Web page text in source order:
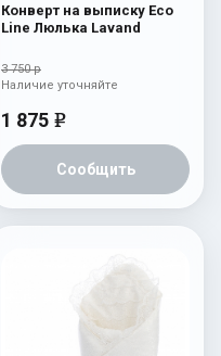
Конверт на выписку Eco
Line Люлька Lavand
3 750 р
1 875 e
Сообщить
Наличие уточняйте